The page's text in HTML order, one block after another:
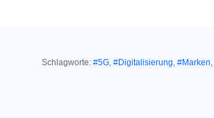
Schlagworte: #5G, #Digitalisierung, #Marken,